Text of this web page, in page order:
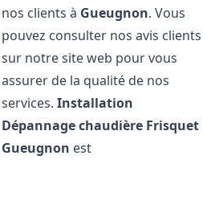
nos clients à Gueugnon. Vous
pouvez consulter nos avis clients
sur notre site web pour vous
assurer de la qualité de nos
services.Installation
Dépannage chaudière Frisquet
Gueugnon est